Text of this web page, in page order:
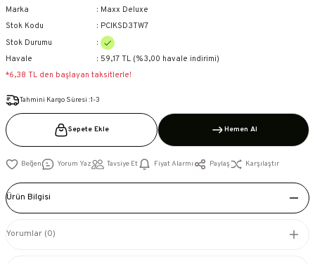
Marka
Maxx Deluxe
Stok Kodu
PCIKSD3TW7
Stok Durumu
Havale
59,17 TL (%3,00 havale indirimi)
*6,38 TL den başlayan taksitlerle!
Tahmini Kargo Süresi :1-3
Sepete Ekle Hemen Al
Yorum Yaz Tavsiye Et Fiyat Alarmı Paylaş Karşılaştır
Ürün Bilgisi
Yorumlar (0)